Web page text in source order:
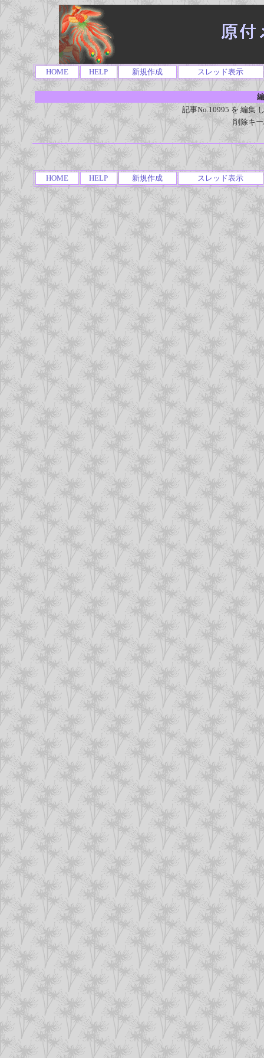
HOME HELP 新規作成 スレッド表示
記事No.10995 を 編集
削除キ
HOME HELP 新規作成 スレッド表示